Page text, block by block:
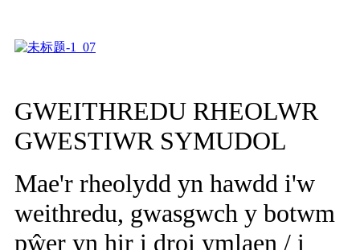
GWEITHREDU RHEOLWR
GWESTIWR SYMUDOL
Mae'r rheolydd yn hawdd i'w
weithredu, gwasgwch y botwm
pŵer yn hir i droi ymlaen / i